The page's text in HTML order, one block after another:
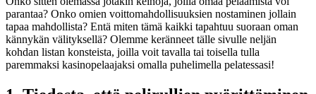
parantaa? Onko omien voittomahdollisuuksien nostaminen jollain
tapaa mahdollista? Entä miten tämä kaikki tapahtuu suoraan oman
kännykän välityksellä? Olemme keränneet tälle sivulle neljän
kohdan listan konsteista, joilla voit tavalla tai toisella tulla
paremmaksi kasinopelaajaksi omalla puhelimella pelatessasi!